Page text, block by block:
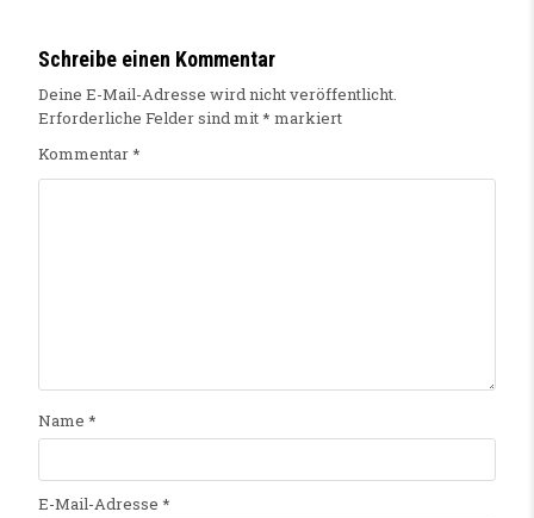
Schreibe einen Kommentar
Deine E-Mail-Adresse wird nicht veröffentlicht.
Erforderliche Felder sind mit* markiert
Kommentar*
Name *
E-Mail-Adresse *